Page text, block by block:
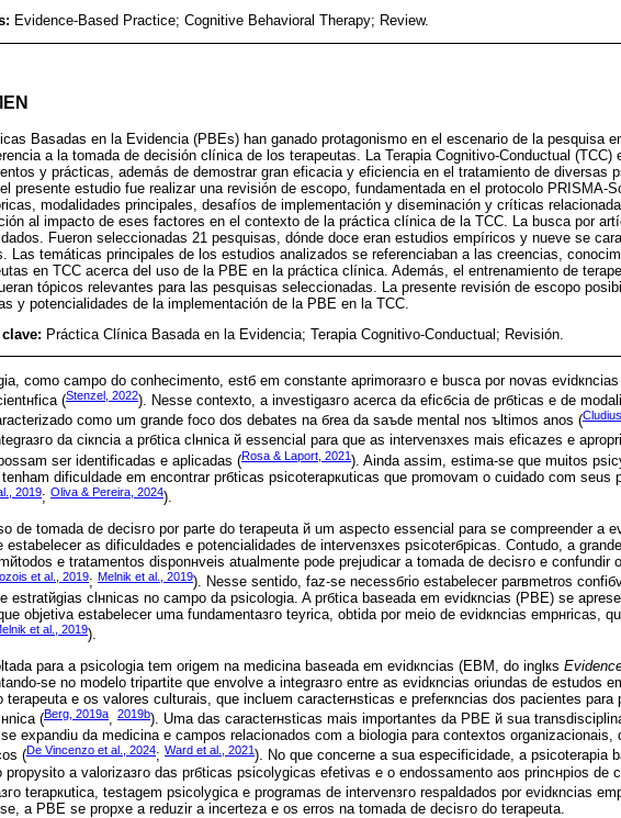
Evidence-Based Practice; Cognitive Behavioral Therapy; Review.
Basadas en la Evidencia (PBEs) han ganado protagonismo en el escenario de la pesquisa
a la tomada de decisión clínica de los terapeutas. La Terapia Cognitivo-Conductual (TCC)
y prácticas, además de demostrar gran eficacia y eficiencia en el tratamiento de diversas
presente estudio fue realizar una revisión de escopo, fundamentada en el protocolo PRISMA-
modalidades principales, desafíos de implementación y diseminación y críticas
al impacto de eses factores en el contexto de la práctica clínica de la TCC. La busca por
Fueron seleccionadas 21 pesquisas, dónde doce eran estudios empíricos y nueve se
Las temáticas principales de los estudios analizados se referenciaban a las creencias,
en TCC acerca del uso de la PBE en la práctica clínica. Además, el entrenamiento de
tópicos relevantes para las pesquisas seleccionadas. La presente revisión de escopo
y potencialidades de la implementación de la PBE en la TCC.
Práctica Clínica Basada en la Evidencia; Terapia Cognitivo-Conductual; Revisión.
como campo do conhecimento, estб em constante aprimoraзгo e busca por novas
(Stenzel, 2022). Nesse contexto, a investigaзгo acerca da eficбcia de prбticas e de
como um grande foco dos debates na бrea da saъde mental nos ъltimos anos (
da ciкncia а prбtica clнnica й essencial para que as intervenзхes mais eficazes e
ser identificadas e aplicadas (Rosa & Laport, 2021). Ainda assim, estima-se que muitos
dificuldade em encontrar prбticas psicoterapкuticas que promovam o cuidado com seus
2019; Oliva & Pereira, 2024).
de tomada de decisгo por parte do terapeuta й um aspecto essencial para se compreender a
estabelecer as dificuldades e potencialidades de intervenзхes psicoterбpicas. Contudo, a
e tratamentos disponнveis atualmente pode prejudicar a tomada de decisгo e confundir
et al., 2019; Melnik et al., 2019). Nesse sentido, faz-se necessбrio estabelecer parвmetros
estratйgias clнnicas no campo da psicologia. A prбtica baseada em evidкncias (PBE) se
objetiva estabelecer uma fundamentaзгo teуrica, obtida por meio de evidкncias empнricas,
et al., 2019).
para a psicologia tem origem na medicina baseada em evidкncias (EBM, do inglкs
se no modelo tripartite que envolve a integraзгo entre as evidкncias oriundas de estudos
terapeuta e os valores culturais, que incluem caracterнsticas e preferкncias dos pacientes para
(Berg, 2019a, 2019b). Uma das caracterнsticas mais importantes da PBE й sua
expandiu da medicina e campos relacionados com a biologia para contextos
(De Vincenzo et al., 2024; Ward et al., 2021). No que concerne a sua especificidade, a psicoterapia
propуsito a valorizaзгo das prбticas psicolуgicas efetivas e o endossamento aos princнpios de
terapкutica, testagem psicolуgica e programas de intervenзгo respaldados por evidкncias
a PBE se propхe a reduzir a incerteza e os erros na tomada de decisгo do terapeuta.